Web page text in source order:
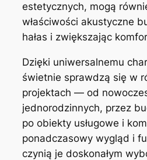
estetycznych, mogą
właściwości akustyczne
hałas i zwiększając
Dzięki uniwersalnemu
świetnie sprawdzą się w
projektach — od
jednorodzinnych, przez
po obiekty usługowe i
ponadczasowy wygląd i
czynią je doskonałym